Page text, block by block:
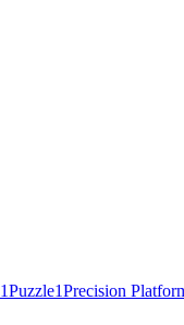
1Puzzle1Precision